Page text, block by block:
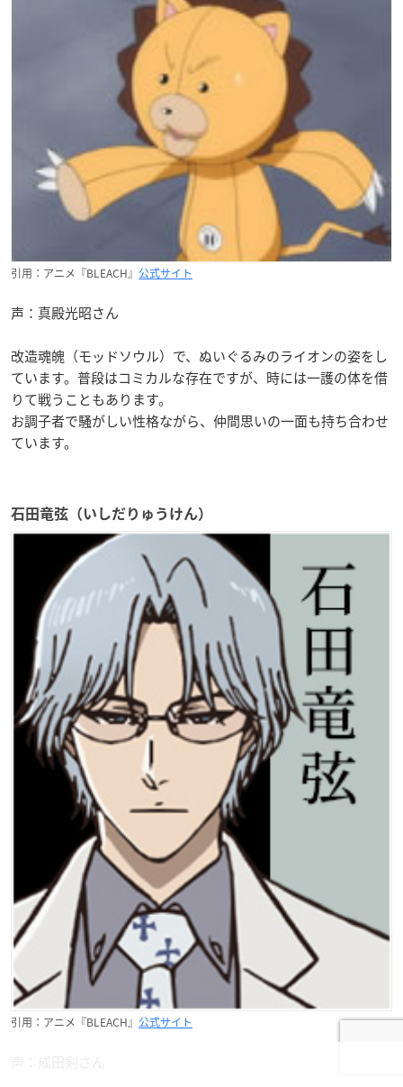
引用：アニメ『BLEACH』 公式サイト
声：真殿光昭さん
改造魂魄（モッドソウル）で、ぬいぐるみのライオンの姿をし
ています。普段はコミカルな存在ですが、時には一護の体を借
りて戦うこともあります。
お調子者で騒がしい性格ながら、仲間思いの一面も持ち合わせ
ています。
石田竜弦（いしだりゅうけん）
引用：アニメ『BLEACH』 公式サイト